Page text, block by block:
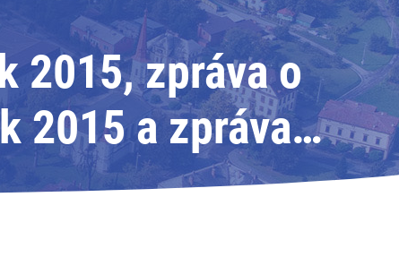
2015, zpráva o
2015 a zpráva o
měst a obcí